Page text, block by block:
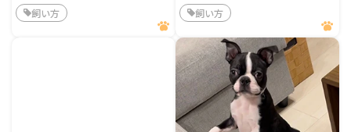
飼い方 飼い方